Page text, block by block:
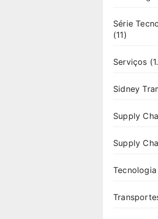
Série
(11)
Serviços
Sidney
Supply
Supply